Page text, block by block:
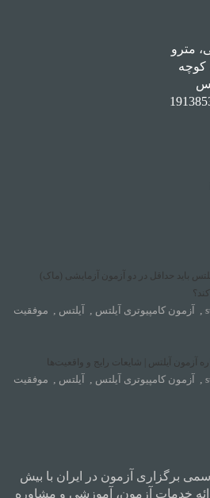
مترو
کوچه
باید حداقل در دو آزمون آزمایشی (ماک)
, آزمون کامپیوتری آیلتس , آیلتس , موفقیت
آزمون آیلتس | شایعات رایج و واقعیت‌ها
, آزمون کامپیوتری آیلتس , آیلتس , موفقیت
برگزاری آزمون در ایران با بیش
ارائه خدمات آزمون، آموزشی و مشاوره